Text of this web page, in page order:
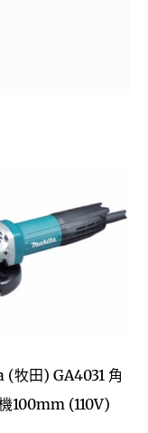
牧田) GA4031 角
100mm (110V)